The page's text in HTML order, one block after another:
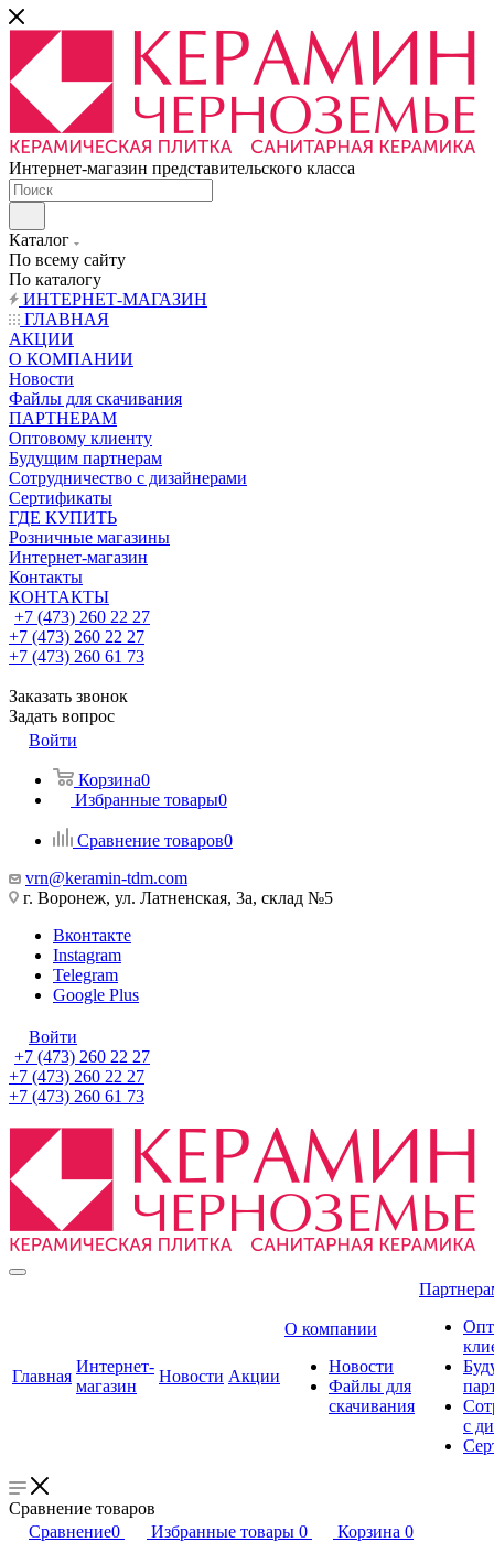
Интернет-магазин представительского класса
Каталог
По всему сайту
По каталогу
ИНТЕРНЕТ-МАГАЗИН
ГЛАВНАЯ
АКЦИИ
О КОМПАНИИ
Новости
Файлы для скачивания
ПАРТНЕРАМ
Оптовому клиенту
Будущим партнерам
Сотрудничество с дизайнерами
Сертификаты
ГДЕ КУПИТЬ
Розничные магазины
Интернет-магазин
Контакты
КОНТАКТЫ
+7 (473) 260 22 27
+7 (473) 260 22 27
+7 (473) 260 61 73
Заказать звонок
Задать вопрос
Войти
Корзина0
Избранные товары0
Сравнение товаров0
vrn@keramin-tdm.com
г. Воронеж, ул. Латненская, 3а, склад №5
Вконтакте
Instagram
Telegram
Google Plus
Войти
+7 (473) 260 22 27
+7 (473) 260 22 27
+7 (473) 260 61 73
Главная
Интернет-
магазин
Новости Акции
О компании
Новости
Файлы для
скачивания
с
Сравнение товаров
Сравнение0 Избранные товары 0 Корзина 0